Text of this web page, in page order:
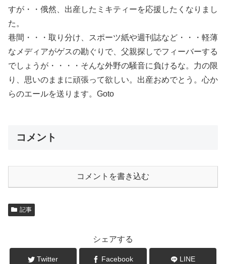
すが・・俄然、出産したミキティーを応援したくなりまし
た。
巷間・・・取り分け、スポーツ紙や週刊誌など・・・軽薄
なメディアがゲスの勘ぐりで、父親探しでフィーバーする
でしょうが・・・・そんな外野の騒音に負けるな。力の限
り、思いのままに頑張って欲しい。出産おめでとう。心か
らのエールを送ります。Goto
コメント
コメントを書き込む
記事
シェアする
Twitter Facebook LINE